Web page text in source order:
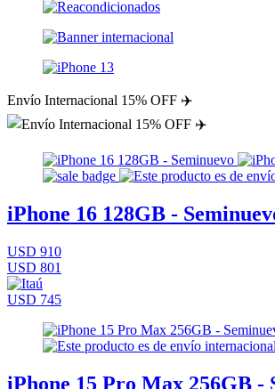
Envío Internacional 15% OFF ✈️
iPhone 16 128GB -
USD 910
USD 801
USD 745
iPhone 15 Pro Max 256GB -